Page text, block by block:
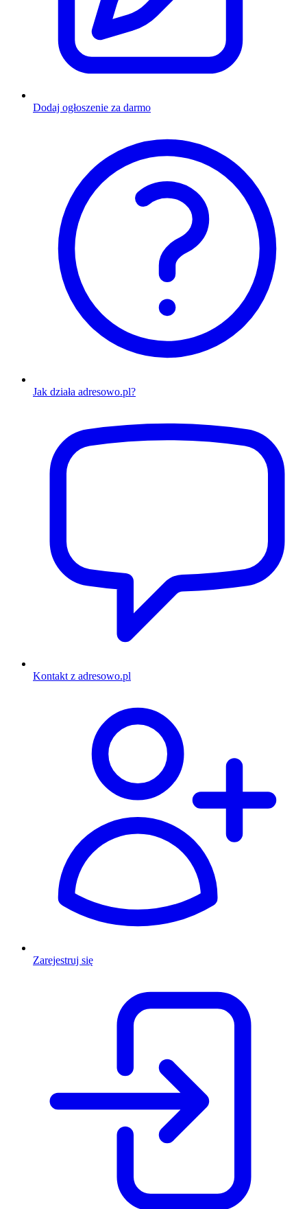
Dodaj ogłoszenie za darmo
Jak działa adresowo.pl?
Kontakt z adresowo.pl
Zarejestruj się